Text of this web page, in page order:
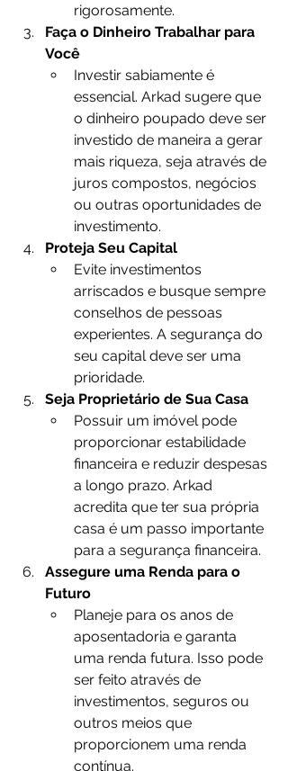
rigorosamente.
Faça o Dinheiro Trabalhar para
Você
Investir sabiamente é
essencial. Arkad sugere que
o dinheiro poupado deve ser
investido de maneira a gerar
mais riqueza, seja através de
juros compostos, negócios
ou outras oportunidades de
investimento.
Proteja Seu Capital
Evite investimentos
arriscados e busque sempre
conselhos de pessoas
experientes. A segurança do
seu capital deve ser uma
prioridade.
Seja Proprietário de Sua Casa
Possuir um imóvel pode
proporcionar estabilidade
financeira e reduzir despesas
a longo prazo. Arkad
acredita que ter sua própria
casa é um passo importante
para a segurança financeira.
Assegure uma Renda para o
Futuro
Planeje para os anos de
aposentadoria e garanta
uma renda futura. Isso pode
ser feito através de
investimentos, seguros ou
outros meios que
proporcionem uma renda
contínua.